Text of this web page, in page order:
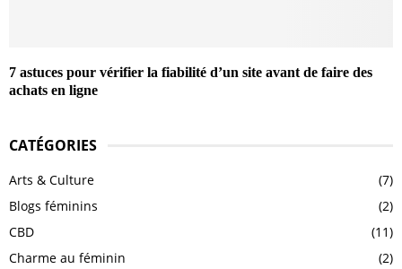
7 astuces pour vérifier la fiabilité d’un site avant de faire des
achats en ligne
CATÉGORIES
Arts & Culture
(7)
Blogs féminins
(2)
CBD
(11)
Charme au féminin
(2)